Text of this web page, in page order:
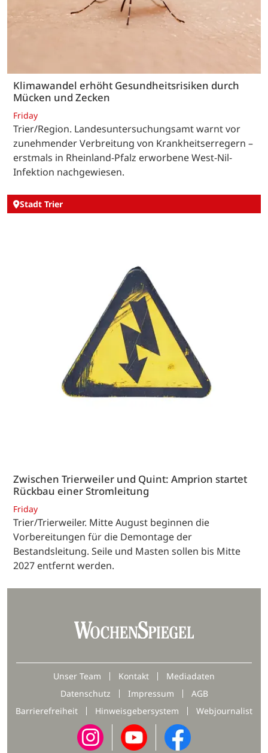
Klimawandel erhöht Gesundheitsrisiken durch
Mücken und Zecken
Friday
Trier/Region. Landesuntersuchungsamt warnt vor
zunehmender Verbreitung von Krankheitserregern –
erstmals in Rheinland-Pfalz erworbene West-Nil-
Infektion nachgewiesen.
Stadt Trier
Zwischen Trierweiler und Quint: Amprion startet
Rückbau einer Stromleitung
Friday
Trier/Trierweiler. Mitte August beginnen die
Vorbereitungen für die Demontage der
Bestandsleitung. Seile und Masten sollen bis Mitte
2027 entfernt werden.
Unser Team Kontakt
Mediadaten
Datenschutz
Impressum
AGB
Barrierefreiheit
Hinweisgebersystem Webjournalist